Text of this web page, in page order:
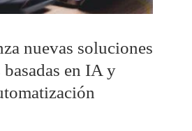
nuevas soluciones
en IA y